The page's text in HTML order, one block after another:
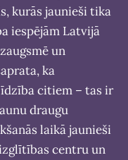
kurās jaunieši tika
iespējām Latvijā
un
ka
citiem – tas ir
draugu
laikā jaunieši
centru un